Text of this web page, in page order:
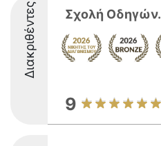
Διακριθέντες Σχολή Οδηγών.
9